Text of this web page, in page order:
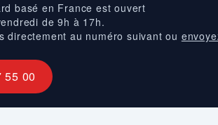
basé en France est ouvert
de 9h à 17h.
directement au numéro suivant ou
55 00